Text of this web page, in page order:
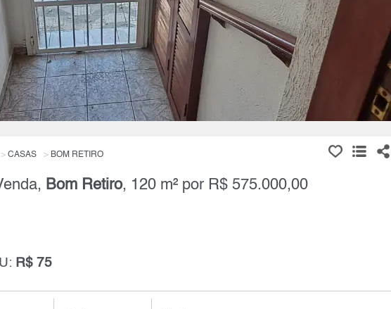
CASAS BOM RETIRO
Bom Retiro, 120 m² por R$ 575.000,00
R$ 75